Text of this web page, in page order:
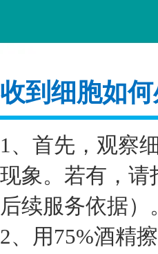
收到细胞如何
1、首先，观察
现象。若有，请
后续服务依据）
2、用75%酒精